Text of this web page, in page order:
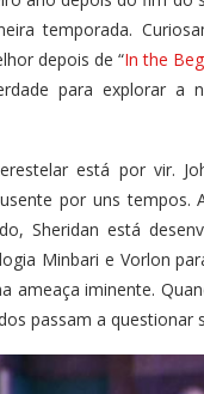
temporada.
depois de “In the
para explorar a
está por vir.
por uns
Sheridan está
Minbari e Vorlon
ameaça iminente.
passam a questionar